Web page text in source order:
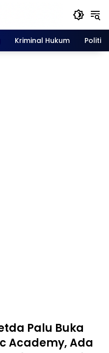
Kriminal Hukum Politik
Palu Buka
Academy, Ada